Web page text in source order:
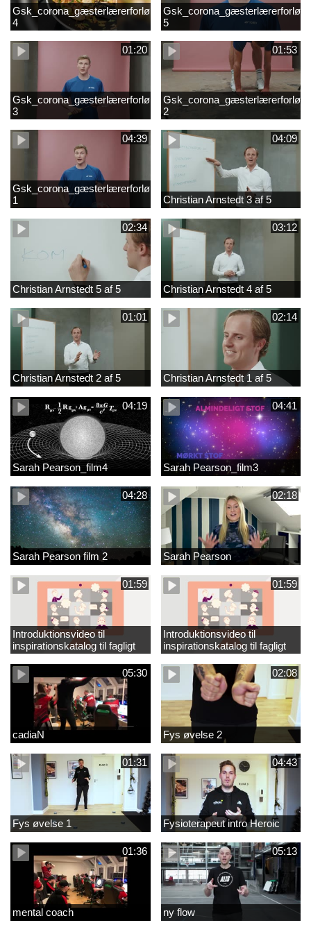
Gsk_corona_gæsterlærerforløb_Axelsen_del
4
5
01:20
Gsk_corona_gæsterlærerforløb_Axelsen_del
3
01:53
2
04:39
Gsk_corona_gæsterlærerforløb_Axelsen_del
1
04:09
Christian Arnstedt 3 af 5
02:34
Christian Arnstedt 5 af 5
03:12
Christian Arnstedt 4 af 5
01:01
Christian Arnstedt 2 af 5
02:14
Christian Arnstedt 1 af 5
04:19
Sarah Pearson_film4
04:41
Sarah Pearson_film3
04:28
Sarah Pearson film 2
02:18
Sarah Pearson
01:59
Introduktionsvideo til
inspirationskatalog til fagligt
løft_tilrettet
01:59
Introduktionsvideo til
inspirationskatalog til fagligt
løft
05:30
cadiaN
02:08
Fys øvelse 2
01:31
Fys øvelse 1
04:43
Fysioterapeut intro Heroic
01:36
mental coach
05:13
ny flow